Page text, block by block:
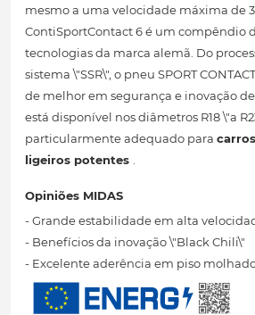
mesmo a uma velocidade máxima de
ContiSportContact 6 é um compêndio
tecnologias da marca alemã. Do
sistema \"SSR\", o pneu SPORT
de melhor em segurança e inovação
está disponível nos diâmetros R18 \"a
particularmente adequado para
ligeiros potentes .
Opiniões MIDAS
- Grande estabilidade em alta
- Benefícios da inovação \"Black Chili\"
- Excelente aderência em piso